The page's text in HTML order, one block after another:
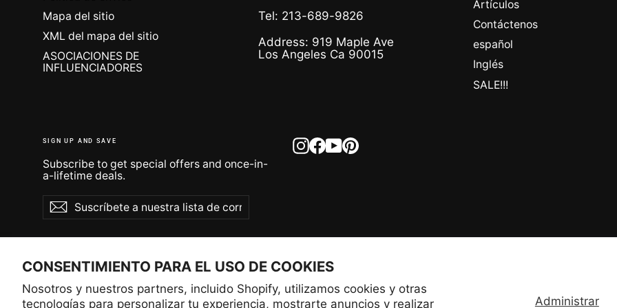
CONSENTIMIENTO PARA EL USO DE COOKIES
Nosotros y nuestros partners, incluido Shopify, utilizamos cookies y otras
tecnologías para personalizar tu experiencia, mostrarte anuncios y realizar
Administrar
Mapa del sitio
XML del mapa del sitio
ASOCIACIONES DE
INFLUENCIADORES
Tel: 213-689-9826
Address: 919 Maple Ave
Los Angeles Ca 90015
Artículos
Contáctenos
español
Inglés
SALE!!!
SIGN UP AND SAVE
Subscribe to get special offers and once-in-
a-lifetime deals.
Suscríbete
lista
correo
SuscribirSuscribir
Instagram
Facebook
YouTube
Pinterest
IDIOMA